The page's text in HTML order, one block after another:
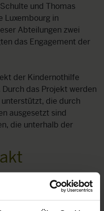
und Thomas
Luxembourg in
Abteilungen zwei
das Engagement der
der Kindernothilfe
das Projekt werden
die durch
ausgesetzt sind
die unterhalb der